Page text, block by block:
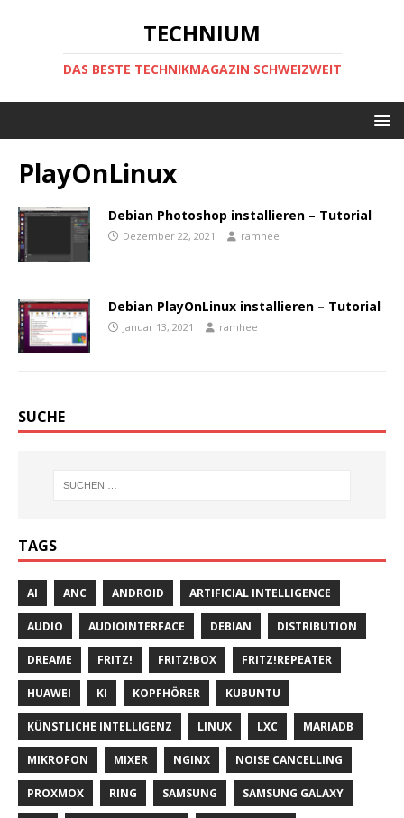
TECHNIUM
DAS BESTE TECHNIKMAGAZIN SCHWEIZWEIT
PlayOnLinux
Debian Photoshop installieren – Tutorial
Dezember 22, 2021 ramhee
Debian PlayOnLinux installieren – Tutorial
Januar 13, 2021 ramhee
SUCHE
TAGS
AI ANC ANDROID ARTIFICIAL INTELLIGENCE
AUDIO AUDIOINTERFACE DEBIAN DISTRIBUTION
DREAME FRITZ! FRITZ!BOX FRITZ!REPEATER
HUAWEI KI KOPFHÖRER KUBUNTU
KÜNSTLICHE INTELLIGENZ LINUX LXC MARIADB
MIKROFON MIXER NGINX NOISE CANCELLING
PROXMOX RING SAMSUNG SAMSUNG GALAXY